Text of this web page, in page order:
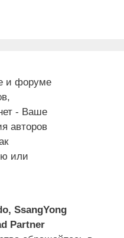
и форуме
- Ваше
авторов
или
SsangYong
Partner